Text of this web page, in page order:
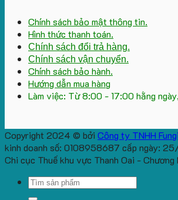
Chính sách bảo mật thông tin.
Hình thức thanh toán.
Chính sách đổi trả hàng.
Chính sách vận chuyển.
Chính sách bảo hành.
Hướng dẫn mua hàng
Làm việc: Từ 8:00 - 17:00 hằng
Copyright 2024 © bởi Công ty TNHH
kinh doanh số: 0108958687 cấp ngày:
Chi cục Thuế khu vực Thanh Oai - Chương
Search
for: